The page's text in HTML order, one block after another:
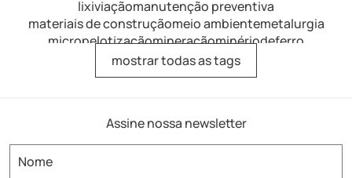
lixiviaçãomanutenção preventiva
materiais de construçãomeio ambientemetalurgia
micropelotizaçãomineraçãominériodeferro
minérios de ferromisturamistura de fertilizantes
mistura intensivamistura-industrialmisturador
misturador para argamassamisturador para fertilizantes
misturador para refratáriosmisturador-eirich
misturador-industrial
mostrar todas as tags
Assine nossa newsletter